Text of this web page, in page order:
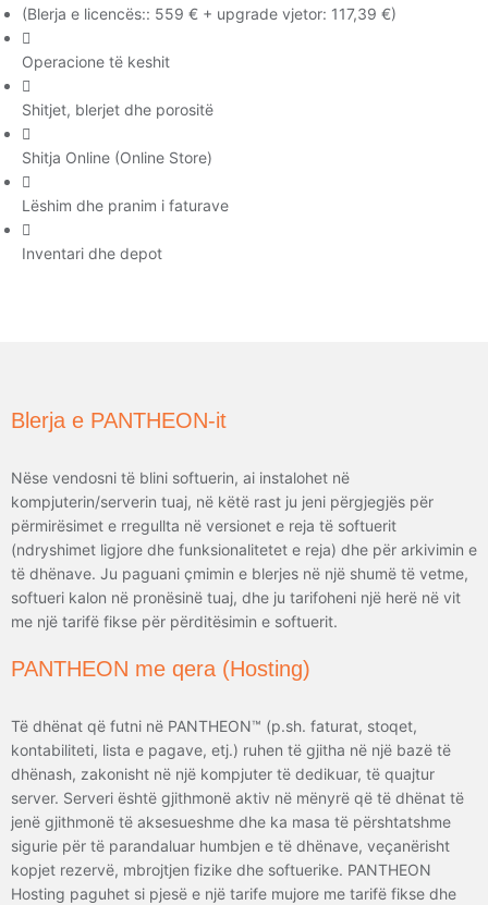
(Blerja e licencës:: 559 € + upgrade vjetor: 117,39 €)
Operacione të keshit
Shitjet, blerjet dhe porositë
Shitja Online (Online Store)
Lëshim dhe pranim i faturave
Inventari dhe depot
Blerja e PANTHEON-it
Nëse vendosni të blini softuerin, ai instalohet në
kompjuterin/serverin tuaj, në këtë rast ju jeni përgjegjës për
përmirësimet e rregullta në versionet e reja të softuerit
(ndryshimet ligjore dhe funksionalitetet e reja) dhe për arkivimin e
të dhënave. Ju paguani çmimin e blerjes në një shumë të vetme,
softueri kalon në pronësinë tuaj, dhe ju tarifoheni një herë në vit
me një tarifë fikse për përditësimin e softuerit.
PANTHEON me qera (Hosting)
Të dhënat që futni në PANTHEON™ (p.sh. faturat, stoqet,
kontabiliteti, lista e pagave, etj.) ruhen të gjitha në një bazë të
dhënash, zakonisht në një kompjuter të dedikuar, të quajtur
server. Serveri është gjithmonë aktiv në mënyrë që të dhënat të
jenë gjithmonë të aksesueshme dhe ka masa të përshtatshme
sigurie për të parandaluar humbjen e të dhënave, veçanërisht
kopjet rezervë, mbrojtjen fizike dhe softuerike. PANTHEON
Hosting paguhet si pjesë e një tarife mujore me tarifë fikse dhe